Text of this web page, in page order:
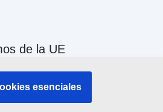
de la UE
órganos de la UE
esenciales